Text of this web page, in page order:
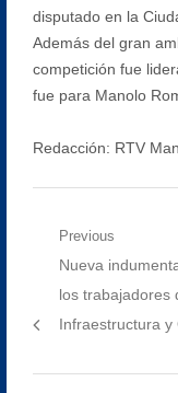
disputado en la
Además del gran
competición fue
fue para Manolo
Redacción: RTV
Navegación
entradas
Previous
Previous
post:
Nueva
los trabajadores
Infraestructura y